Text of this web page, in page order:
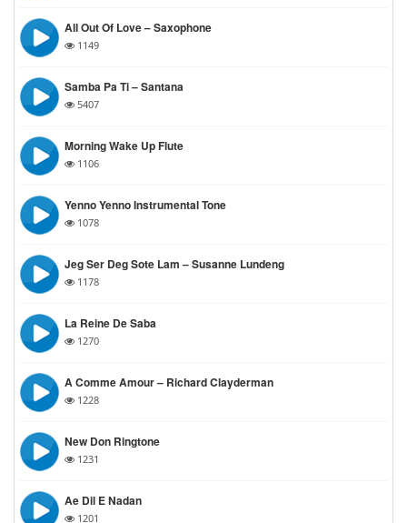
All Out Of Love – Saxophone
1149
Samba Pa Ti – Santana
5407
Morning Wake Up Flute
1106
Yenno Yenno Instrumental Tone
1078
Jeg Ser Deg Sote Lam – Susanne Lundeng
1178
La Reine De Saba
1270
A Comme Amour – Richard Clayderman
1228
New Don Ringtone
1231
Ae Dil E Nadan
1201